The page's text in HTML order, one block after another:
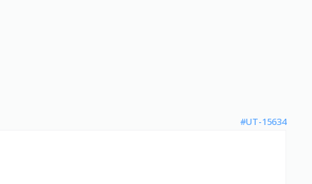
#UT-15634